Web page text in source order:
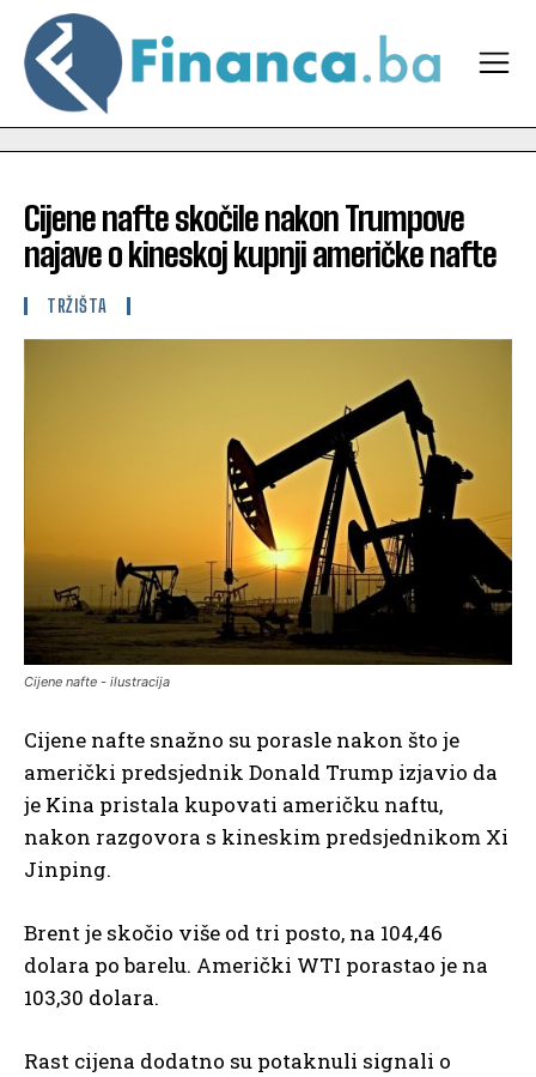
Cijene nafte skočile nakon Trumpove
najave o kineskoj kupnji američke nafte
TRŽIŠTA
Cijene nafte - ilustracija
Cijene nafte snažno su porasle nakon što je
američki predsjednik Donald Trump izjavio da
je Kina pristala kupovati američku naftu,
nakon razgovora s kineskim predsjednikom Xi
Jinping.
Brent je skočio više od tri posto, na 104,46
dolara po barelu. Američki WTI porastao je na
103,30 dolara.
Rast cijena dodatno su potaknuli signali o